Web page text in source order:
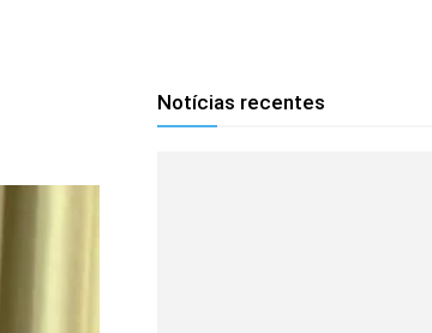
Notícias recentes